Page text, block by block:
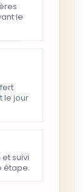
le
le jour
suivi
étape.